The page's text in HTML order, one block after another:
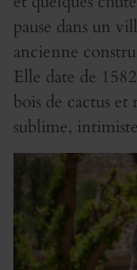
pause dans un
ancienne
Elle date de
bois de cactus et
sublime,